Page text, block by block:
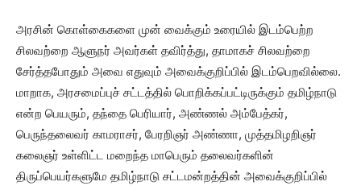
அரசின் கொள்கைகளை முன் வைக்கும் உரையில் இடம்பெற்ற
சிலவற்றை ஆளுநர் அவர்கள் தவிர்த்து, தாமாகச் சிலவற்றை
சேர்த்தபோதும் அவை எதுவும் அவைக்குறிப்பில் இடம்பெறவில்லை.
மாறாக, அரசமைப்புச் சட்டத்தில் பொறிக்கப்பட்டிருக்கும் தமிழ்நாடு
என்ற பெயரும், தந்தை பெரியார், அண்ணல் அம்பேத்கர்,
பெருந்தலைவர் காமராசர், பேரறிஞர் அண்ணா, முத்தமிழறிஞர்
கலைஞர் உள்ளிட்ட மறைந்த மாபெரும் தலைவர்களின்
திருப்பெயர்களுமே தமிழ்நாடு சட்டமன்றத்தின் அவைக்குறிப்பில்